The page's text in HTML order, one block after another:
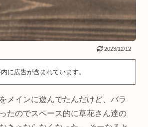
2023/12/12
に広告が含まれています。
メインに遊んでたんだけど、バラ
たのでスペース的に草花さん達の